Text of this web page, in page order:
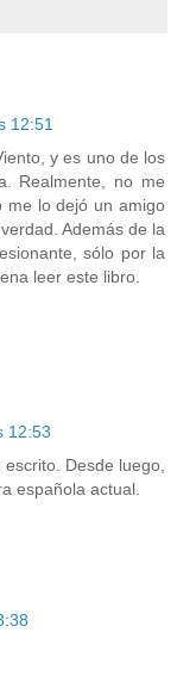
12:51
y es uno de los
Realmente, no me
me lo dejó un amigo
Además de la
sólo por la
leer este libro.
12:53
Desde luego,
española actual.